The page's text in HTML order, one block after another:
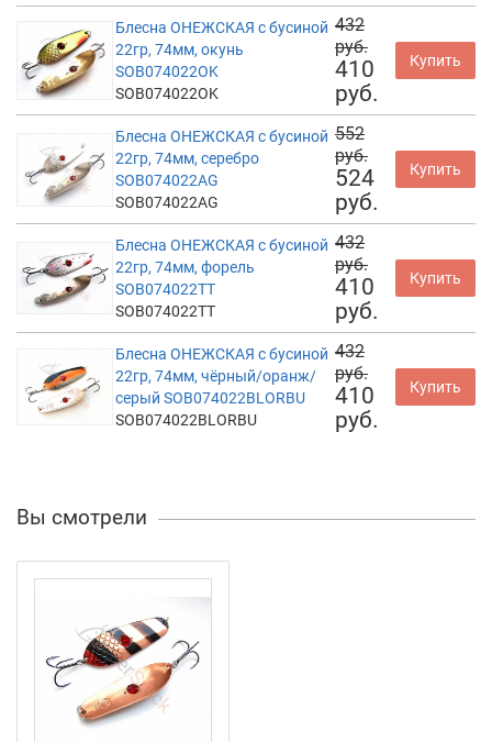
Блесна ОНЕЖСКАЯ с бусиной
22гр, 74мм, окунь
SOB074022OK
SOB074022OK
432
руб.
410
руб.
Купить
Блесна ОНЕЖСКАЯ с бусиной
22гр, 74мм, серебро
SOB074022AG
SOB074022AG
552
руб.
524
руб.
Купить
Блесна ОНЕЖСКАЯ с бусиной
22гр, 74мм, форель
SOB074022TT
SOB074022TT
432
руб.
410
руб.
Купить
Блесна ОНЕЖСКАЯ с бусиной
22гр, 74мм, чёрный/оранж/
серый SOB074022BLORBU
SOB074022BLORBU
432
руб.
410
руб.
Купить
Вы смотрели